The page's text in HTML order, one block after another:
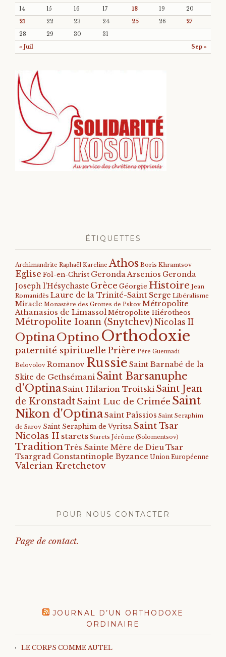
« Juil Sep »
14
15 16 17 18 19
20
21
22 23 24 25 26
27
28
29 30 31
ÉTIQUETTES
Archimandrite Raphaël Kareline Athos Boris Khramtsov
Eglise Fol-en-Christ Geronda Arsenios Geronda
Joseph l'Hésychaste Grèce Géorgie Histoire Jean
Romanidès Laure de la Trinité-Saint Serge Libéralisme
Miracle Monastère des Grottes de Pskov Métropolite
Athanasios de Limassol Métropolite Hiérotheos
Métropolite Ioann (Snytchev) Nicolas II
OptinaOptino Orthodoxie
paternité spirituelle Prière Père Guennadi
Belovolov Romanov Russie Saint Barnabé de la
Skite de Gethsémani Saint Barsanuphe
d'OptinaSaint Hilarion Troitski Saint Jean
de KronstadtSaint Luc de Crimée Saint
Nikon d'OptinaSaint Païssios Saint Seraphim
de Sarov Saint Seraphim de Vyritsa Saint Tsar
Nicolas II starets Starets Jérôme (Solomentsov)
TraditionTrès Sainte Mère de DieuTsar
Tsargrad Constantinople Byzance Union Européenne
Valerian Kretchetov
POUR NOUS CONTACTER
Page de contact.
JOURNAL D’UN ORTHODOXE
ORDINAIRE
LE CORPS COMME AUTEL